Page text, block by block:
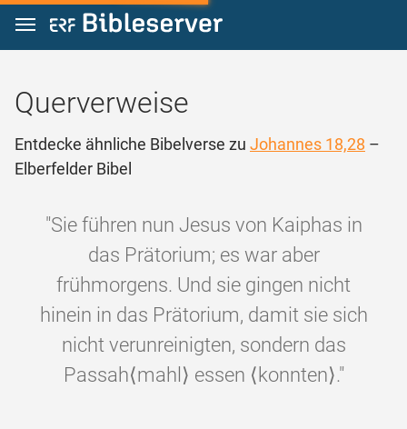
Zum Inhalt springen
Querverweise
Entdecke ähnliche Bibelverse zu Johannes 18,28 –
Elberfelder Bibel
"Sie führen nun Jesus von Kaiphas in
das Prätorium; es war aber
frühmorgens. Und sie gingen nicht
hinein in das Prätorium, damit sie sich
nicht verunreinigten, sondern das
Passah⟨mahl⟩ essen ⟨konnten⟩."